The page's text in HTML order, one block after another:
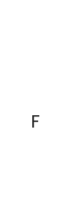
F